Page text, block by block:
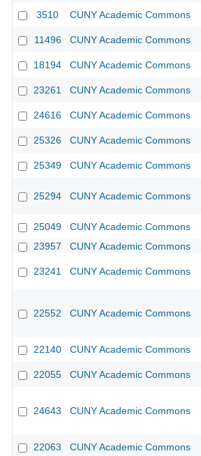
3510 CUNY Academic Commons
11496 CUNY Academic Commons
18194 CUNY Academic Commons
23261 CUNY Academic Commons
24616 CUNY Academic Commons
25326 CUNY Academic Commons
25349 CUNY Academic Commons
25294 CUNY Academic Commons
25049 CUNY Academic Commons
23957
CUNY Academic Commons
23241 CUNY Academic Commons
22552 CUNY Academic Commons
22140 CUNY Academic Commons
22055 CUNY Academic Commons
24643 CUNY Academic Commons
22063 CUNY Academic Commons